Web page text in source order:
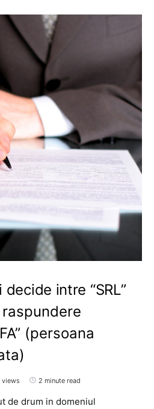
intre “SRL”
(persoana
views 2 minute read
de drum in domeniul